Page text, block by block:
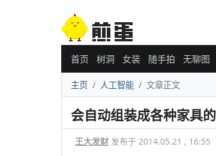
首页 树洞 女装 随手拍 无聊图
主页 人工智能 文章正文
会自动组装成各种家具
王大发财 发布于 2014.05.21 , 16:55